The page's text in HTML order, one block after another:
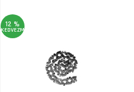
12 %
KEDVEZMÉNY